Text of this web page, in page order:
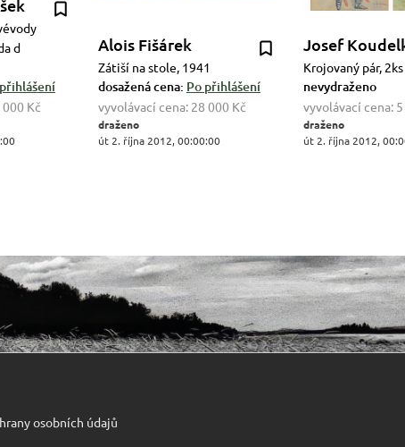
d
000 Kč
Alois Fišárek
Zátiší na stole, 1941
dosažená cena: Po přihlášení
vyvolávací cena: 28 000 Kč
draženo
út 2. října 2012, 00:00:00
Josef
Krojovaný pár, 2ks
nevydraženo
vyvolávací cena:
draženo
út 2. října 2012,
osobních údajů